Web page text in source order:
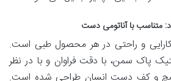
متناسب با آناتومی دست
کارایی و راحتی در هر محصول طبی است.
پاک سمن، با دقت فراوان و با در نظر
مچ و کف دست انسان طراحی شده است.